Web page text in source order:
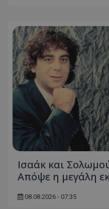
Ισαάκ και
Απόψε η μεγάλη
08.08.2026 - 07:35